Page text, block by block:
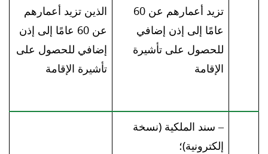
تزيد أعمارهم عن 60
عامًا إلى إذن إضافي
للحصول على تأشيرة
الإقامة
الذين تزيد أعمارهم
عن 60 عامًا إلى إذن
إضافي للحصول على
تأشيرة الإقامة
– سند الملكية (نسخة
إلكترونية)؛